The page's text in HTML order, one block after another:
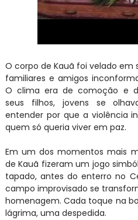
O corpo de Kauã foi velado em
familiares e amigos
O clima era de comoção e
seus filhos, jovens se
entender por que a violência
quem só queria viver em paz.
Em um dos momentos mais
de Kauã fizeram um jogo
tapado, antes do enterro no
campo improvisado se
homenagem. Cada toque na
lágrima, uma despedida.